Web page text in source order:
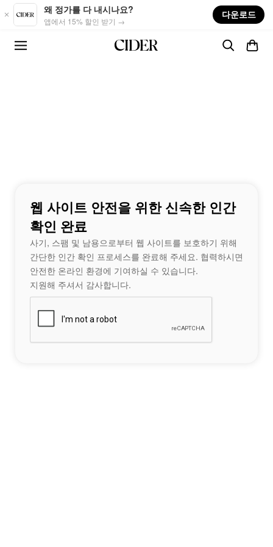
Skip to main content
왜 정가를 다 내시나요?
앱에서 15% 할인 받기 →
다운로드
웹 사이트 안전을 위한 신속한 인간
확인 완료
사기, 스팸 및 남용으로부터 웹 사이트를 보호하기 위해
간단한 인간 확인 프로세스를 완료해 주세요. 협력하시면
안전한 온라인 환경에 기여하실 수 있습니다.
지원해 주셔서 감사합니다.